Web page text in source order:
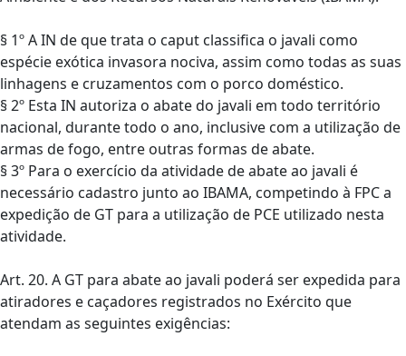
§ 1º A IN de que trata o caput classifica o javali como
espécie exótica invasora nociva, assim como todas as suas
linhagens e cruzamentos com o porco doméstico.
§ 2º Esta IN autoriza o abate do javali em todo território
nacional, durante todo o ano, inclusive com a utilização de
armas de fogo, entre outras formas de abate.
§ 3º Para o exercício da atividade de abate ao javali é
necessário cadastro junto ao IBAMA, competindo à FPC a
expedição de GT para a utilização de PCE utilizado nesta
atividade.
Art. 20. A GT para abate ao javali poderá ser expedida para
atiradores e caçadores registrados no Exército que
atendam as seguintes exigências: